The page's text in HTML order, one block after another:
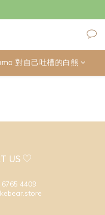
對自己吐槽的白熊
US ♡
4409